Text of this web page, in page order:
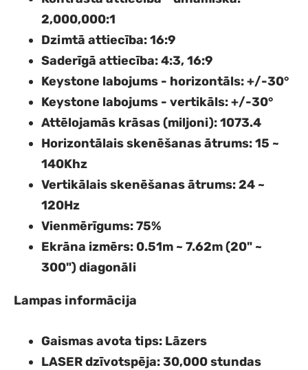
2,000,000:1
Dzimtā attiecība: 16:9
Saderīgā attiecība: 4:3, 16:9
Keystone labojums - horizontāls: +/-30°
Keystone labojums - vertikāls: +/-30°
Attēlojamās krāsas (miljoni): 1073.4
Horizontālais skenēšanas ātrums: 15 ~
140Khz
Vertikālais skenēšanas ātrums: 24 ~
120Hz
Vienmērīgums: 75%
Ekrāna izmērs: 0.51m ~ 7.62m (20" ~
300") diagonāli
Lampas informācija
Gaismas avota tips: Lāzers
LASER dzīvotspēja: 30,000 stundas